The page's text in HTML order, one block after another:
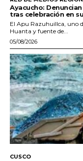
Ayacucho:
tras celebración en
El Apu Razuhuillca, uno
Huanta y fuente de...
05/08/2026
CUSCO